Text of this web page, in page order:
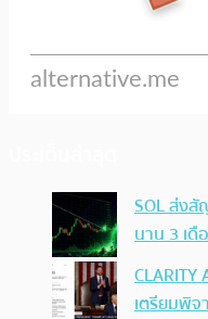
SOL ส่ง
นาน 3 เดื
เตรียมพิ